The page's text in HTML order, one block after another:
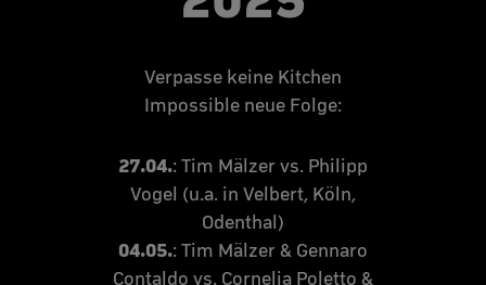
Verpasse keine Kitchen
Impossible neue Folge:
27.04.: Tim Mälzer vs. Philipp
Vogel (u.a. in Velbert, Köln,
Odenthal)
04.05.: Tim Mälzer & Gennaro
Contaldo vs. Cornelia Poletto &